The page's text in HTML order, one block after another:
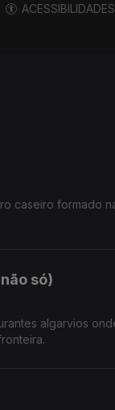
ACESSIBILIDADES
caseiro formado
só)
algarvios